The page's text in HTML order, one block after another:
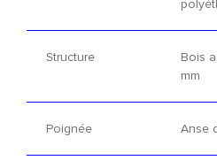
Structure
Bois
mm
Poignée Anse